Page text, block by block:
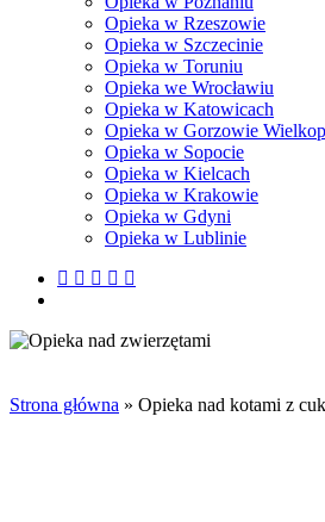
Opieka w Rzeszowie
Opieka w Szczecinie
Opieka w Toruniu
Opieka we Wrocławiu
Opieka w Katowicach
Opieka w Gorzowie
Opieka w Sopocie
Opieka w Kielcach
Opieka w Krakowie
Opieka w Gdyni
Opieka w Lublinie
facebook
pinterest
youtube
instagram
tiktok
email
Strona główna » Opieka nad kotami z